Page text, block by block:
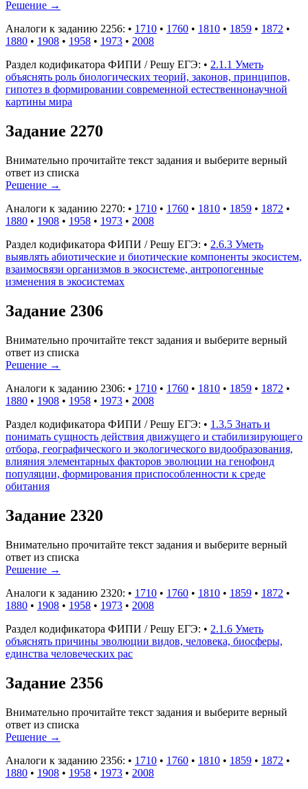
Решение →
Аналоги к заданию 2256: • 1710 • 1760 • 1810 • 1859 • 1872 •
1880 • 1908 • 1958 • 1973 • 2008
Раздел кодификатора ФИПИ / Решу ЕГЭ: • 2.1.1 Уметь
объяснять роль биологических теорий, законов, принципов,
гипотез в формировании современной естественнонаучной
картины мира
Задание 2270
Внимательно прочитайте текст задания и выберите верный
ответ из списка
Решение →
Аналоги к заданию 2270: • 1710 • 1760 • 1810 • 1859 • 1872 •
1880 • 1908 • 1958 • 1973 • 2008
Раздел кодификатора ФИПИ / Решу ЕГЭ: • 2.6.3 Уметь
выявлять абиотические и биотические компоненты экосистем,
взаимосвязи организмов в экосистеме, антропогенные
изменения в экосистемах
Задание 2306
Внимательно прочитайте текст задания и выберите верный
ответ из списка
Решение →
Аналоги к заданию 2306: • 1710 • 1760 • 1810 • 1859 • 1872 •
1880 • 1908 • 1958 • 1973 • 2008
Раздел кодификатора ФИПИ / Решу ЕГЭ: • 1.3.5 Знать и
понимать сущность действия движущего и стабилизирующего
отбора, географического и экологического видообразования,
влияния элементарных факторов эволюции на генофонд
популяции, формирования приспособленности к среде
обитания
Задание 2320
Внимательно прочитайте текст задания и выберите верный
ответ из списка
Решение →
Аналоги к заданию 2320: • 1710 • 1760 • 1810 • 1859 • 1872 •
1880 • 1908 • 1958 • 1973 • 2008
Раздел кодификатора ФИПИ / Решу ЕГЭ: • 2.1.6 Уметь
объяснять причины эволюции видов, человека, биосферы,
единства человеческих рас
Задание 2356
Внимательно прочитайте текст задания и выберите верный
ответ из списка
Решение →
Аналоги к заданию 2356: • 1710 • 1760 • 1810 • 1859 • 1872 •
1880 • 1908 • 1958 • 1973 • 2008